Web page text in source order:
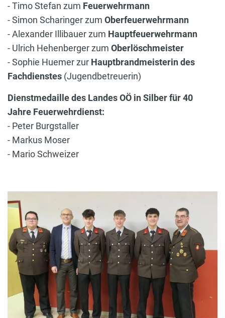
- Timo Stefan zum Feuerwehrmann
- Simon Scharinger zum Oberfeuerwehrmann
- Alexander Illibauer zum Hauptfeuerwehrmann
- Ulrich Hehenberger zum Oberlöschmeister
- Sophie Huemer zur Hauptbrandmeisterin des
Fachdienstes (Jugendbetreuerin)
Dienstmedaille des Landes OÖ in Silber für 40
Jahre Feuerwehrdienst:
- Peter Burgstaller
- Markus Moser
- Mario Schweizer